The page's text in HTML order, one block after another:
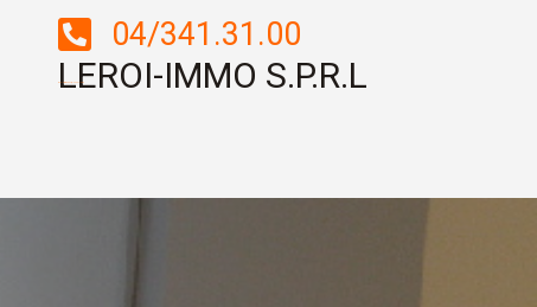
04/341.31.00
LEROI-IMMO S.P.R.L